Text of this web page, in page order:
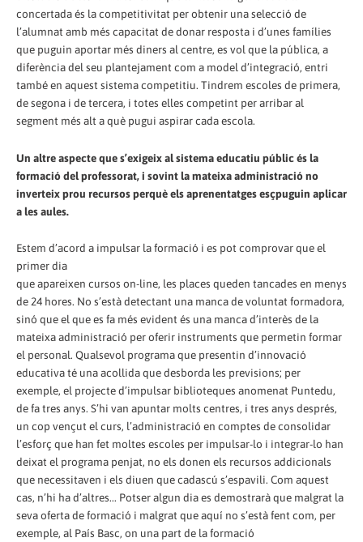
concertada és la competitivitat per obtenir una selecció de
l’alumnat amb més capacitat de donar resposta i d’unes famílies
que puguin aportar més diners al centre, es vol que la pública, a
diferència del seu plantejament com a model d’integració, entri
també en aquest sistema competitiu. Tindrem escoles de primera,
de segona i de tercera, i totes elles competint per arribar al
segment més alt a què pugui aspirar cada escola.
Un altre aspecte que s’exigeix al sistema educatiu públic és la
formació del professorat, i sovint la mateixa administració no
inverteix prou recursos perquè els aprenentatges esçpuguin aplicar
a les aules.
Estem d’acord a impulsar la formació i es pot comprovar que el
primer dia
que apareixen cursos on-line, les places queden tancades en menys
de 24 hores. No s’està detectant una manca de voluntat formadora,
sinó que el que es fa més evident és una manca d’interès de la
mateixa administració per oferir instruments que permetin formar
el personal. Qualsevol programa que presentin d’innovació
educativa té una acollida que desborda les previsions; per
exemple, el projecte d’impulsar biblioteques anomenat Puntedu,
de fa tres anys. S’hi van apuntar molts centres, i tres anys després,
un cop vençut el curs, l’administració en comptes de consolidar
l’esforç que han fet moltes escoles per impulsar-lo i integrar-lo han
deixat el programa penjat, no els donen els recursos addicionals
que necessitaven i els diuen que cadascú s’espavili. Com aquest
cas, n’hi ha d’altres... Potser algun dia es demostrarà que malgrat la
seva oferta de formació i malgrat que aquí no s’està fent com, per
exemple, al País Basc, on una part de la formació